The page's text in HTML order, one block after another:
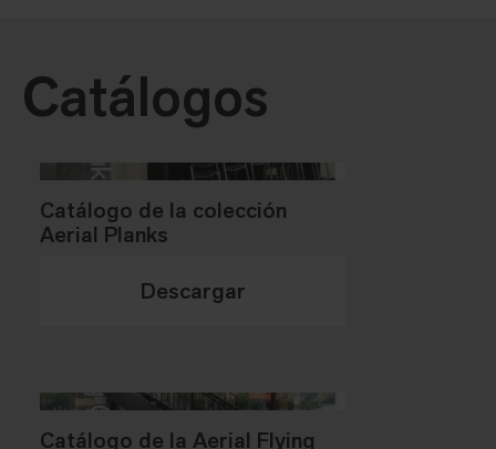
Catálogos
Catálogo de la colección
Aerial Planks
Descargar
Catálogo de la Aerial Flying